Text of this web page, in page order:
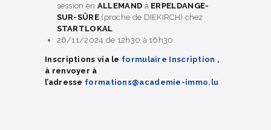
session en ALLEMAND à ERPELDANGE-
SUR-SÛRE(proche de DIEKIRCH) chez
STARTLOKAL
26/11/2024 de 12h30 à 16h30
Inscriptions via le formulaire Inscription ,
à renvoyer à
l’adresse formations@academie-immo.lu